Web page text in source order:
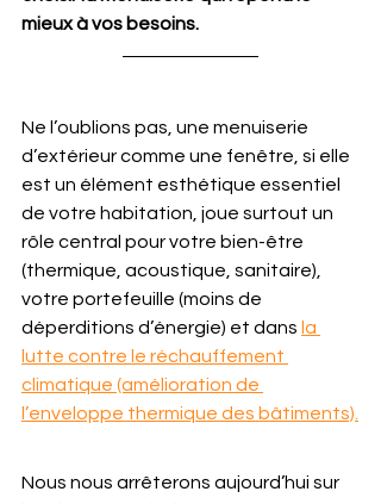
mieux à vos besoins.
Ne l’oublions pas, une menuiserie
d’extérieur comme une fenêtre, si elle
est un élément esthétique essentiel
de votre habitation, joue surtout un
rôle central pour votre bien-être
(thermique, acoustique, sanitaire),
votre portefeuille (moins de
déperditions d’énergie) et dans la
lutte contre le réchauffement
climatique (amélioration de
l’enveloppe thermique des bâtiments).
Nous nous arrêterons aujourd’hui sur